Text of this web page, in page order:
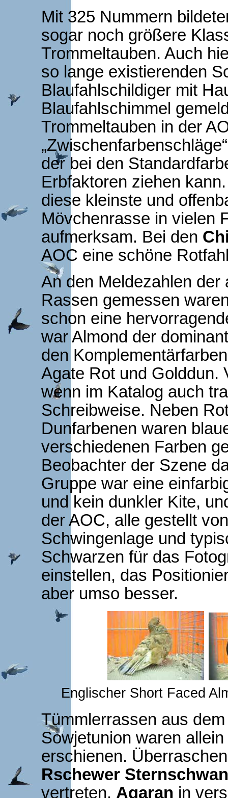
Mit 325 Nummern
sogar noch größere
Trommeltauben. Auch
so lange existierenden
Blaufahlschildiger mit
Blaufahlschimmel
Trommeltauben in der
der bei den
Erbfaktoren ziehen
diese kleinste und
Mövchenrasse in vielen
aufmerksam. Bei den
AOC eine schöne
An den Meldezahlen
Rassen gemessen
schon eine
war Almond der
den
Agate Rot und Golddun.
wenn im Katalog auch
Schreibweise. Neben
Dunfarbenen waren
verschiedenen Farben
Beobachter der Szene
Gruppe war eine
und kein dunkler Kite,
der AOC, alle gestellt
Schwingenlage und
Schwarzen für das
einstellen, das
aber umso besser.
Englischer Short Faced
Tümmlerrassen aus
Sowjetunion waren
erschienen.
Rschewer
vertreten. Agaran in